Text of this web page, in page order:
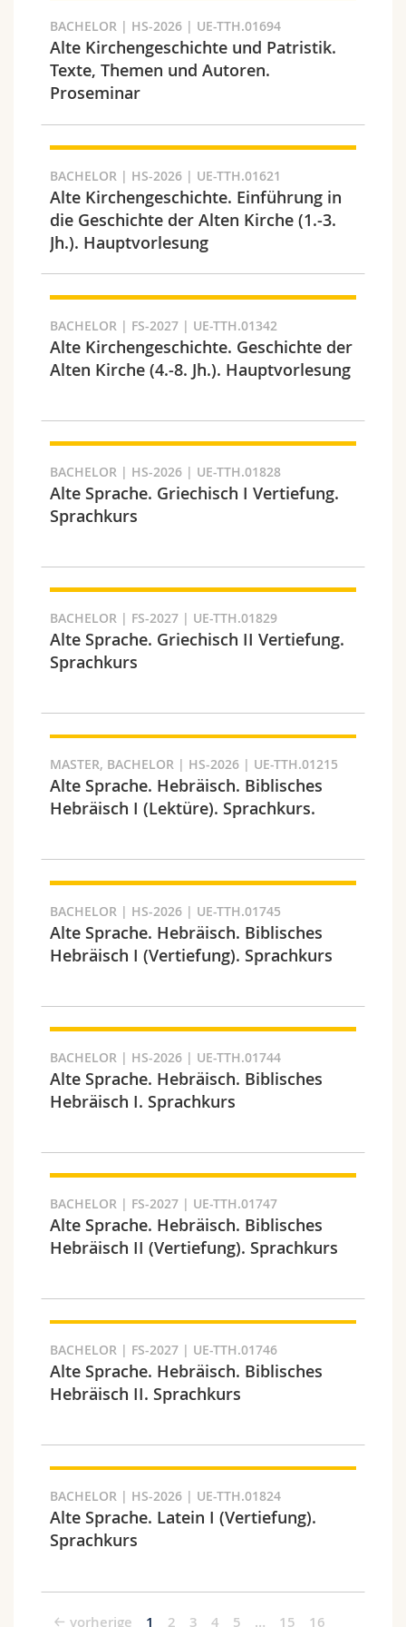
Interfakultär
Doktorierende
Vorlesungsverzeichnis
Semester
Sprachen
Kursus
Fakultät und Bereich
Exportieren Sie das Ergebnis
BACHELOR | HS-2026 | UE-TTH.01694
Alte Kirchengeschichte und Patristik.
Texte, Themen und Autoren.
Proseminar
BACHELOR | HS-2026 | UE-TTH.01621
Alte Kirchengeschichte. Einführung in
die Geschichte der Alten Kirche (1.-3.
Jh.). Hauptvorlesung
BACHELOR | FS-2027 | UE-TTH.01342
Alte Kirchengeschichte. Geschichte der
Alten Kirche (4.-8. Jh.). Hauptvorlesung
BACHELOR | HS-2026 | UE-TTH.01828
Alte Sprache. Griechisch I Vertiefung.
Sprachkurs
BACHELOR | FS-2027 | UE-TTH.01829
Alte Sprache. Griechisch II Vertiefung.
Sprachkurs
MASTER, BACHELOR | HS-2026 | UE-TTH.01215
Alte Sprache. Hebräisch. Biblisches
Hebräisch I (Lektüre). Sprachkurs.
BACHELOR | HS-2026 | UE-TTH.01745
Alte Sprache. Hebräisch. Biblisches
Hebräisch I (Vertiefung). Sprachkurs
BACHELOR | HS-2026 | UE-TTH.01744
Alte Sprache. Hebräisch. Biblisches
Hebräisch I. Sprachkurs
BACHELOR | FS-2027 | UE-TTH.01747
Alte Sprache. Hebräisch. Biblisches
Hebräisch II (Vertiefung). Sprachkurs
BACHELOR | FS-2027 | UE-TTH.01746
Alte Sprache. Hebräisch. Biblisches
Hebräisch II. Sprachkurs
BACHELOR | HS-2026 | UE-TTH.01824
Alte Sprache. Latein I (Vertiefung).
Sprachkurs
vorherige 1 2 3 4 5 … 15 16